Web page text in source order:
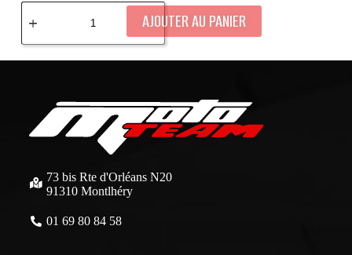
AJOUTER AU PANIER
73 bis Rte d'Orléans N20
91310 Montlhéry
01 69 80 84 58